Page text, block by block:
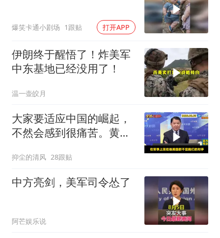
爆笑卡通小剧场 1跟贴 打开APP
伊朗终于醒悟了！炸美军
中东基地已经没用了！
温一壶皎月
大家要适应中国的崛起，
不然会感到很痛苦。黄征
抑尘的清风 28跟贴
中方亮剑，美军司令怂了
阿芒娱乐说